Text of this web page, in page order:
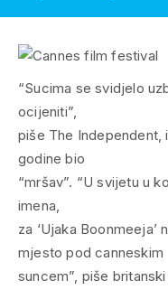
“Sucima se svidjelo
ocijeniti”,
piše The
godine bio
“mršav”. “U svijetu u
imena,
za ‘Ujaka
mjesto pod canneskim
suncem”, piše